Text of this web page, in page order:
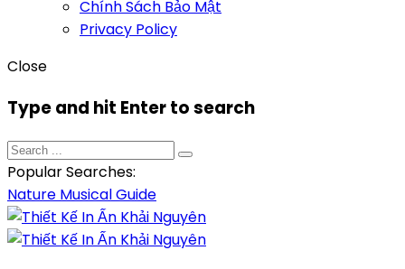
Chính Sách Bảo Mật
Privacy Policy
Close
Type and hit Enter to search
Popular Searches:
Nature MusicalGuide